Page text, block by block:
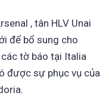
, tân HLV Unai
để bổ sung cho
tờ báo tại Italia
được sự phục vụ của